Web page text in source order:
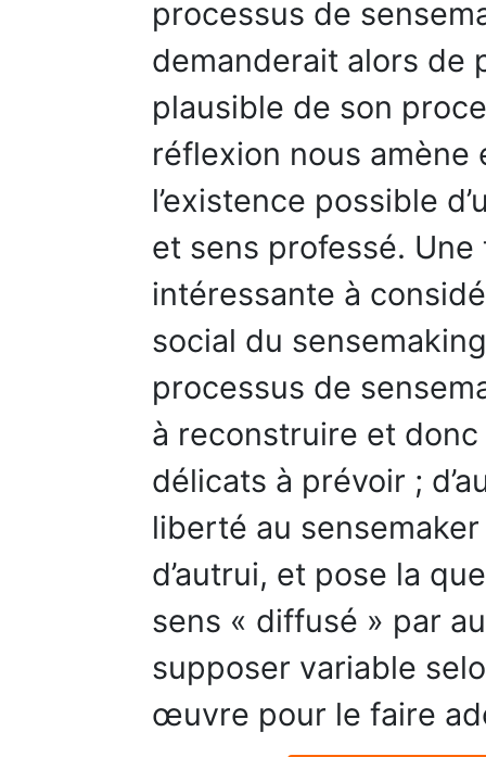
processus de
demanderait alors de
plausible de son
réflexion nous amène
l’existence possible
et sens professé.
intéressante à
social du
processus de
à reconstruire et
délicats à prévoir ;
liberté au
d’autrui, et pose la
sens « diffusé » par
supposer variable
œuvre pour le faire